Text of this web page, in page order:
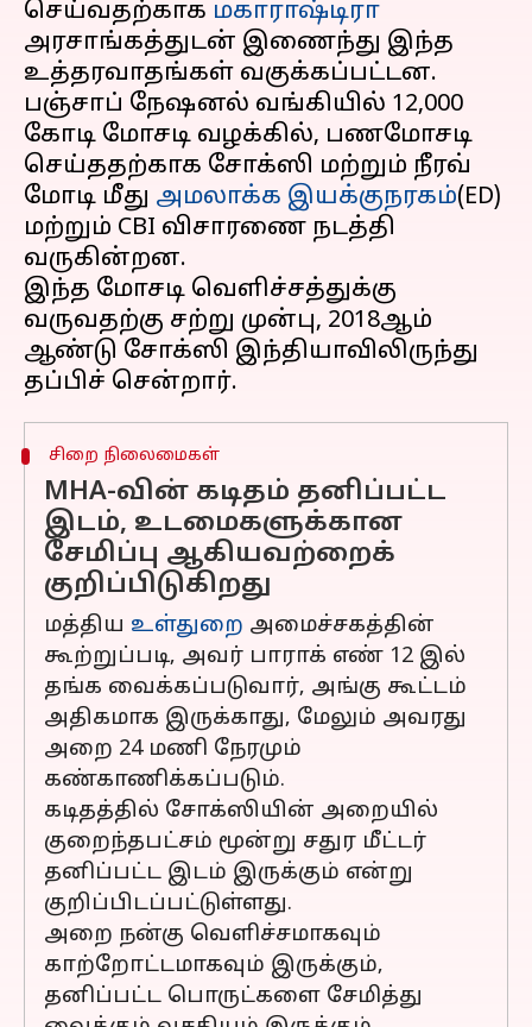
செய்வதற்காக மகாராஷ்டிரா
அரசாங்கத்துடன் இணைந்து இந்த
உத்தரவாதங்கள் வகுக்கப்பட்டன.
பஞ்சாப் நேஷனல் வங்கியில் ₹12,000
கோடி மோசடி வழக்கில், பணமோசடி
செய்ததற்காக சோக்ஸி மற்றும் நீரவ்
மோடி மீது அமலாக்க இயக்குநரகம்(ED)
மற்றும் CBI விசாரணை நடத்தி
வருகின்றன.
இந்த மோசடி வெளிச்சத்துக்கு
வருவதற்கு சற்று முன்பு, 2018ஆம்
ஆண்டு சோக்ஸி இந்தியாவிலிருந்து
சிறை நிலைமைகள்
MHA-வின் கடிதம் தனிப்பட்ட
இடம், உடமைகளுக்கான
சேமிப்பு ஆகியவற்றைக்
குறிப்பிடுகிறது
மத்திய உள்துறை அமைச்சகத்தின்
கூற்றுப்படி, அவர் பாராக் எண் 12 இல்
தங்க வைக்கப்படுவார், அங்கு கூட்டம்
அதிகமாக இருக்காது, மேலும் அவரது
அறை 24 மணி நேரமும்
கண்காணிக்கப்படும்.
கடிதத்தில் சோக்ஸியின் அறையில்
குறைந்தபட்சம் மூன்று சதுர மீட்டர்
தனிப்பட்ட இடம் இருக்கும் என்று
குறிப்பிடப்பட்டுள்ளது.
அறை நன்கு வெளிச்சமாகவும்
காற்றோட்டமாகவும் இருக்கும்,
தனிப்பட்ட பொருட்களை சேமித்து